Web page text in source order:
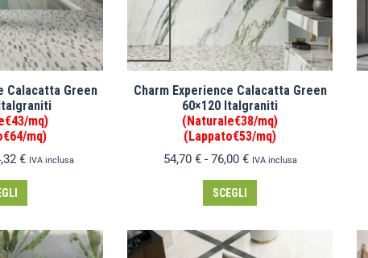
Calacatta Green
mq)
mq)
€ IVA inclusa
Charm Experience Calacatta Green
60×120 Italgraniti
(Naturale€38/mq)
(Lappato€53/mq)
54,70 € - 76,00 € IVA inclusa
SCEGLI